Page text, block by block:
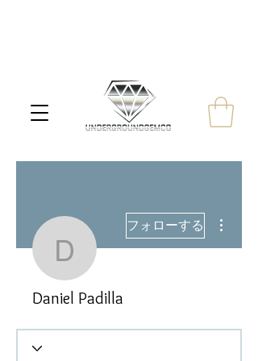
Daniel Padilla
フォローする
Daniel Padilla